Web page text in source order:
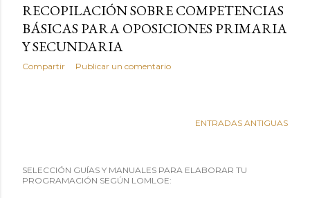
RECOPILACIÓN SOBRE COMPETENCIAS
BÁSICAS PARA OPOSICIONES PRIMARIA
Y SECUNDARIA
Compartir Publicar un comentario
ENTRADAS ANTIGUAS
SELECCIÓN GUÍAS Y MANUALES PARA ELABORAR TU
PROGRAMACIÓN SEGÚN LOMLOE: